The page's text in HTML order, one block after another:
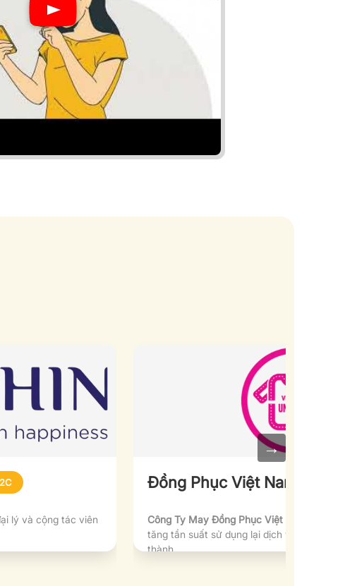
lý và cộng tác viên
Đồng Phục Việt Nam
Công Ty May Đồng Phục Việt Nam:
tăng tần suất sử dụng lại dịch vụ từ một
thành.
→